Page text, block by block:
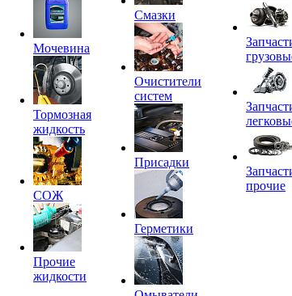
Мочевина
Тормозная
жидкость
СОЖ
Прочие
жидкости
Смазки
Очистители
систем
Присадки
Герметики
прочие